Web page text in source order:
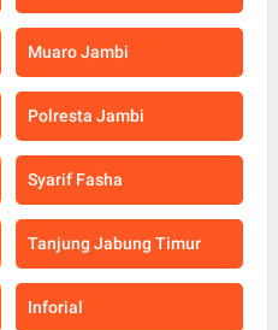
Muaro Jambi
Polresta Jambi
Syarif Fasha
Tanjung Jabung Timur
Inforial